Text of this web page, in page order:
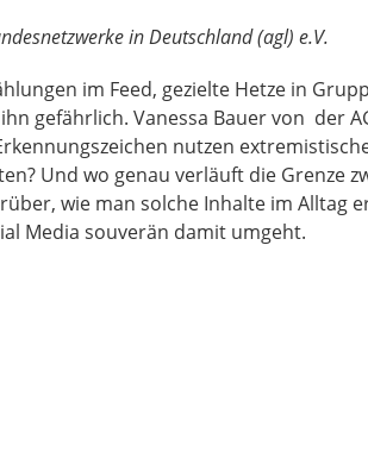
in Deutschland (agl) e.V.
im Feed, gezielte Hetze in
gefährlich. Vanessa Bauer von der
nutzen
Und wo genau verläuft die Grenze
wie man solche Inhalte im Alltag
Media souverän damit umgeht.